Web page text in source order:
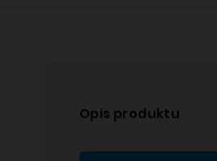
Opis produktu